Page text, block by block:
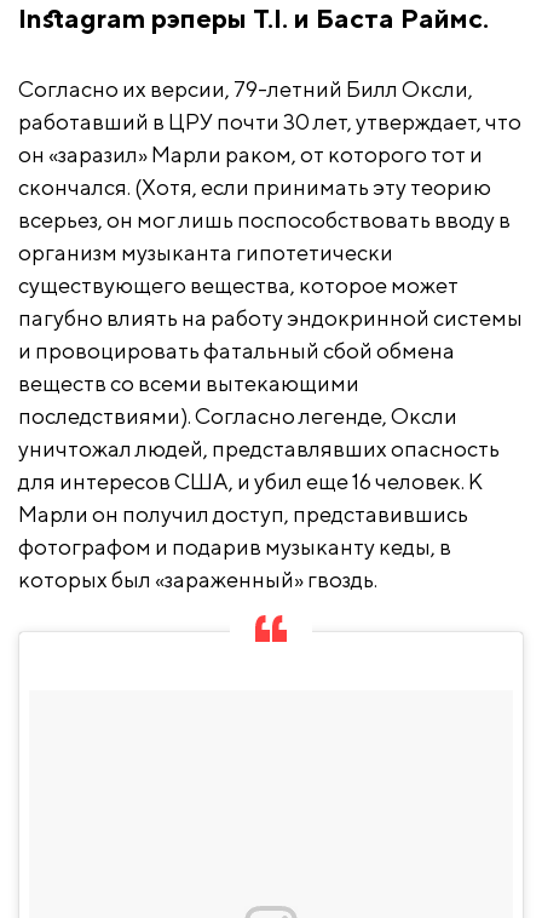
Instagram рэперы T.I. и Баста Раймс.
Согласно их версии, 79-летний Билл Оксли,
работавший в ЦРУ почти 30 лет, утверждает, что
он «заразил» Марли раком, от которого тот и
скончался. (Хотя, если принимать эту теорию
всерьез, он мог лишь поспособствовать вводу в
организм музыканта гипотетически
существующего вещества, которое может
пагубно влиять на работу эндокринной системы
и провоцировать фатальный сбой обмена
веществ со всеми вытекающими
последствиями). Согласно легенде, Оксли
уничтожал людей, представлявших опасность
для интересов США, и убил еще 16 человек. К
Марли он получил доступ, представившись
фотографом и подарив музыканту кеды, в
которых был «зараженный» гвоздь.